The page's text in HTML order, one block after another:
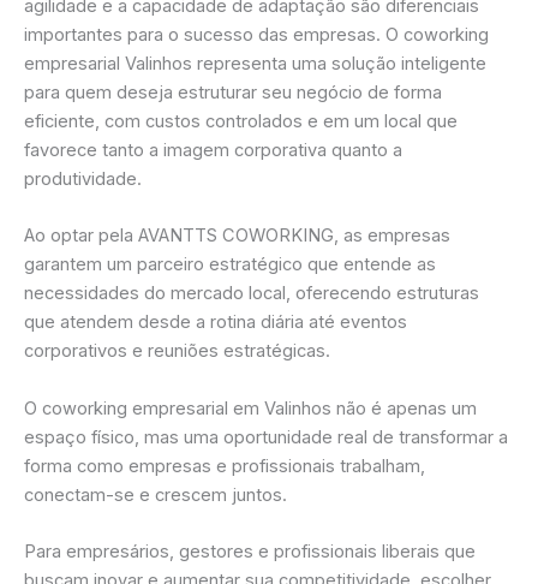
agilidade e a capacidade de adaptação são diferenciais
importantes para o sucesso das empresas. O coworking
empresarial Valinhos representa uma solução inteligente
para quem deseja estruturar seu negócio de forma
eficiente, com custos controlados e em um local que
favorece tanto a imagem corporativa quanto a
produtividade.
Ao optar pela AVANTTS COWORKING, as empresas
garantem um parceiro estratégico que entende as
necessidades do mercado local, oferecendo estruturas
que atendem desde a rotina diária até eventos
corporativos e reuniões estratégicas.
O coworking empresarial em Valinhos não é apenas um
espaço físico, mas uma oportunidade real de transformar a
forma como empresas e profissionais trabalham,
conectam-se e crescem juntos.
Para empresários, gestores e profissionais liberais que